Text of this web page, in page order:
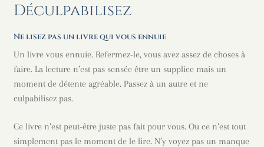
Déculpabilisez
Ne lisez pas un livre qui vous ennuie
Un livre vous ennuie. Refermez-le, vous avez assez de choses à
faire. La lecture n’est pas sensée être un supplice mais un
moment de détente agréable. Passez à un autre et ne
culpabilisez pas.
Ce livre n’est peut-être juste pas fait pour vous. Ou ce n’est tout
simplement pas le moment de le lire. N’y voyez pas un manque